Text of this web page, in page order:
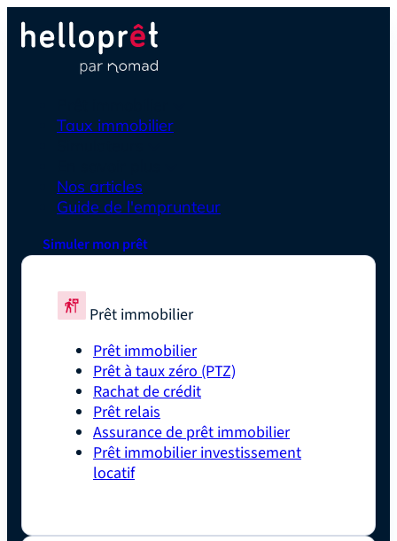
Taux immobilier
Nos articles
Guide de l'emprunteur
Simuler mon prêt
Prêt immobilier
Prêt immobilier
Prêt à taux zéro (PTZ)
Rachat de crédit
Prêt relais
Assurance de prêt immobilier
Prêt immobilier investissement
locatif